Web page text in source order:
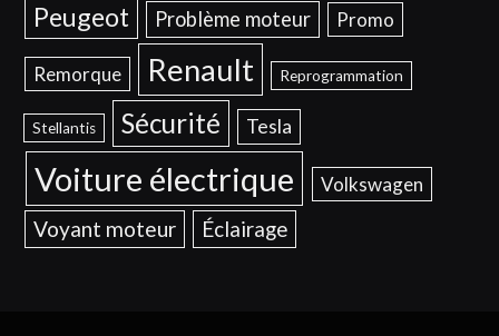
Peugeot Problème moteur Promo
Remorque Renault Reprogrammation
Stellantis Sécurité Tesla
Voiture électrique Volkswagen
Voyant moteur Éclairage